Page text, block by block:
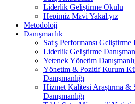
Liderlik Geliştirme Okulu
Hepimiz Mavi Yakalıyız
Metodoloji
Danışmanlık
Satış Performansı Geliştirme
Liderlik Geliştirme
Yetenek Yönetim
Yönetim & Pozitif Kurum
Danışmanlığı
Hizmet Kalitesi Araştırma &
Danışmanlığı